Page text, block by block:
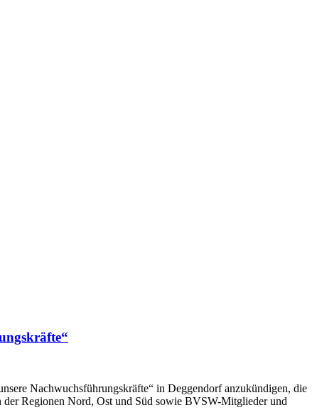
Nachwuchsführungskräfte“ in Deggendorf anzukündigen, die
der Regionen Nord, Ost und Süd sowie BVSW-Mitglieder und